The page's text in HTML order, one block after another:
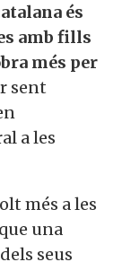
és
amb fills
més per
sent
a les
més a les
una
seus